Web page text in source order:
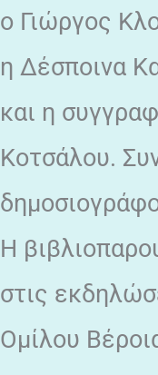
ο Γιώργος
η Δέσποινα
και η
Κοτσάλου.
Η
στις
Ομίλου